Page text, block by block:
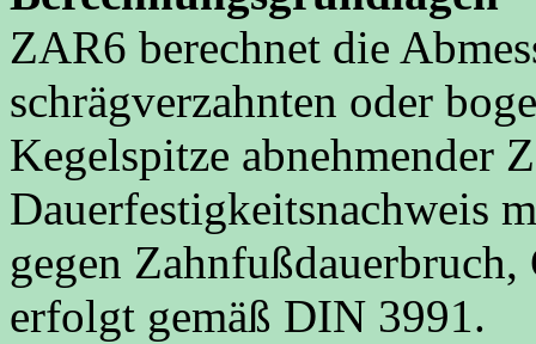
ZAR6 berechnet die
schrägverzahnten oder
Kegelspitze abnehmender
Dauerfestigkeitsnachweis
gegen
erfolgt gemäß DIN 3991.